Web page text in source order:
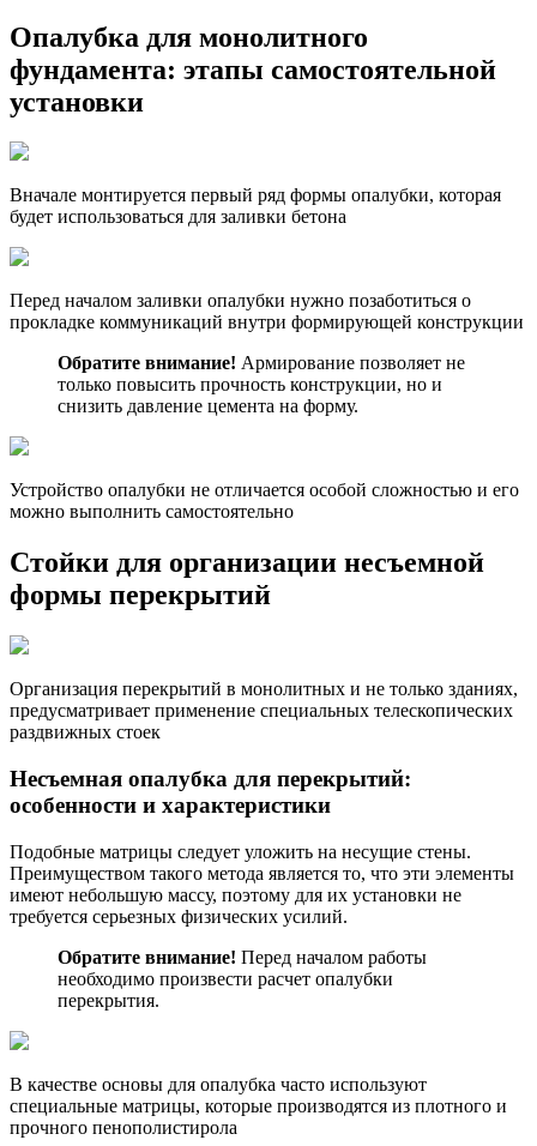
Опалубка для монолитного
фундамента: этапы самостоятельной
установки
Вначале монтируется первый ряд формы опалубки, которая
будет использоваться для заливки бетона
Перед началом заливки опалубки нужно позаботиться о
прокладке коммуникаций внутри формирующей конструкции
Обратите внимание! Армирование позволяет не
только повысить прочность конструкции, но и
снизить давление цемента на форму.
Устройство опалубки не отличается особой сложностью и его
можно выполнить самостоятельно
Стойки для организации несъемной
формы перекрытий
Организация перекрытий в монолитных и не только зданиях,
предусматривает применение специальных телескопических
раздвижных стоек
Несъемная опалубка для перекрытий:
особенности и характеристики
Подобные матрицы следует уложить на несущие стены.
Преимуществом такого метода является то, что эти элементы
имеют небольшую массу, поэтому для их установки не
требуется серьезных физических усилий.
Обратите внимание! Перед началом работы
необходимо произвести расчет опалубки
перекрытия.
В качестве основы для опалубка часто используют
специальные матрицы, которые производятся из плотного и
прочного пенополистирола